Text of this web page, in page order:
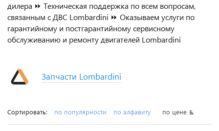
дилера ⏩ Техническая поддержка по всем вопросам,
связанным с ДВС Lombardini ⏩ Оказываем услуги по
гарантийному и постгарантийному сервисному
обслуживанию и ремонту двигателей Lombardini
Запчасти Lombardini
Сортировать: по популярности по алфавиту по цене